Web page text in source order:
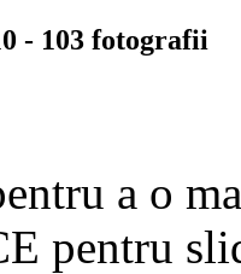
- 103 fotografii
a o
pentru